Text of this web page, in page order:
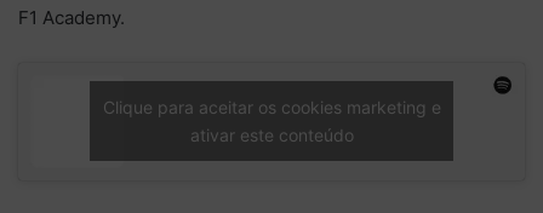
F1 Academy.
Clique para aceitar os cookies marketing e
ativar este conteúdo